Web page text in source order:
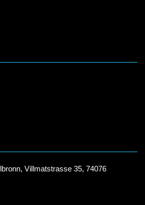
Villmatstrasse 35, 74076